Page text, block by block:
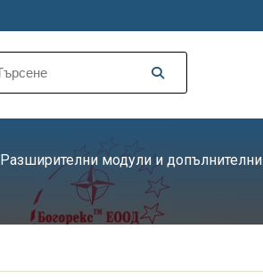
Разширителни модули и допълнителни